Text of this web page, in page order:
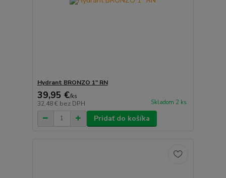
Hydrant BRONZO 1" RN
39,95 €/ks
32,48 € bez DPH Skladom 2 ks
Pridať do košíka